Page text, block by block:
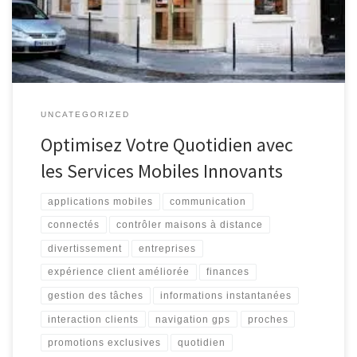
passant par le divertissement et le shopping en ligne, les
applications mobiles […]
UNCATEGORIZED
Optimisez Votre Quotidien avec
les Services Mobiles Innovants
applications mobiles communication
connectés contrôler maisons à distance
divertissement entreprises
expérience client améliorée finances
gestion des tâches informations instantanées
interaction clients navigation gps proches
promotions exclusives quotidien